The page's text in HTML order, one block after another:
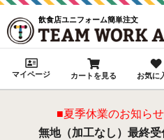
飲食店ユニフォーム簡単注文
マイページ カートを見る お気に
■夏季休業のお知ら
無地（加工なし）最終受